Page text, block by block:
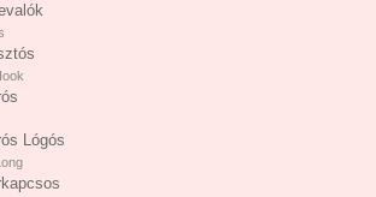
Lógós